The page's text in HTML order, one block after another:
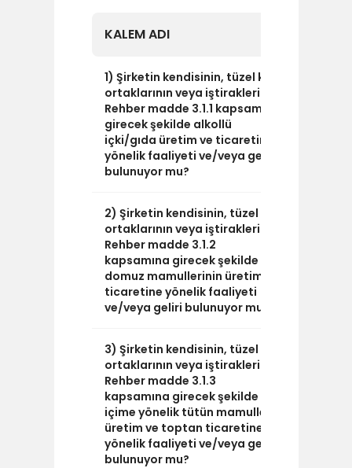
KALEM ADI
1) Şirketin kendisinin, tüzel kişi
ortaklarının veya iştiraklerinin,
Rehber madde 3.1.1 kapsamına
girecek şekilde alkollü
içki/gıda üretim ve ticaretine
yönelik faaliyeti ve/veya geliri
bulunuyor mu?
2) Şirketin kendisinin, tüzel kişi
ortaklarının veya iştiraklerinin,
Rehber madde 3.1.2
kapsamına girecek şekilde
domuz mamullerinin üretim ve
ticaretine yönelik faaliyeti
ve/veya geliri bulunuyor mu?
3) Şirketin kendisinin, tüzel kişi
ortaklarının veya iştiraklerinin,
Rehber madde 3.1.3
kapsamına girecek şekilde
içime yönelik tütün mamulleri
üretim ve toptan ticaretine
yönelik faaliyeti ve/veya geliri
bulunuyor mu?